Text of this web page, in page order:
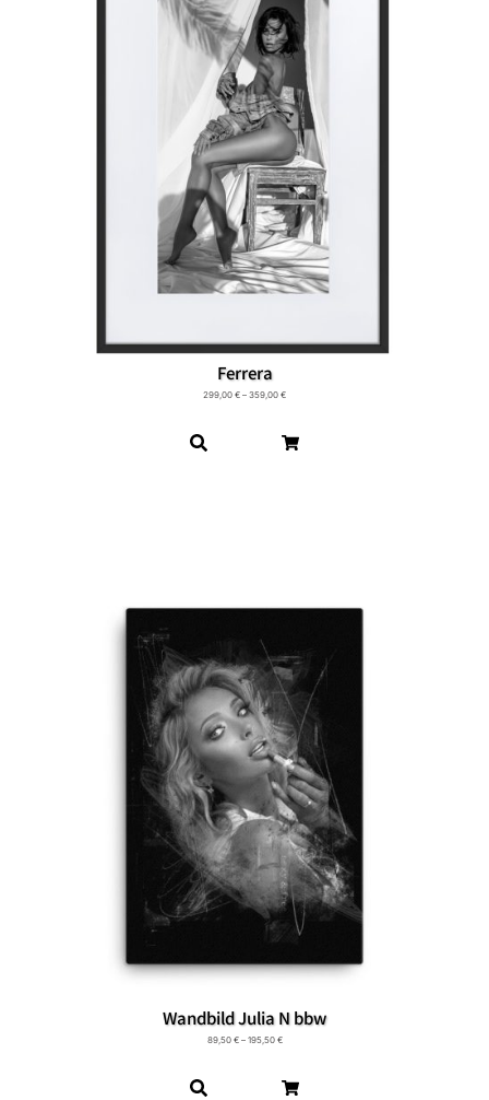
Ferrera
299,00 € – 359,00 €
Wandbild Julia N bbw
89,50 € – 195,50 €